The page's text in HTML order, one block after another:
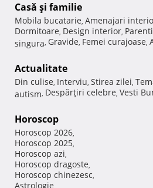
Casă şi familie
Mobila bucatarie, Amenajari
Dormitoare, Design interior,
singura, Gravide, Femei curajoase,
Actualitate
Din culise, Interviu, Stirea zilei,
autism, Despărţiri celebre, Vesti
Horoscop
Horoscop 2026,
Horoscop 2025,
Horoscop azi,
Horoscop dragoste,
Horoscop chinezesc,
Astrologie